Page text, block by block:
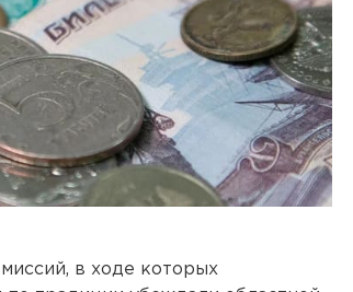
в ходе которых